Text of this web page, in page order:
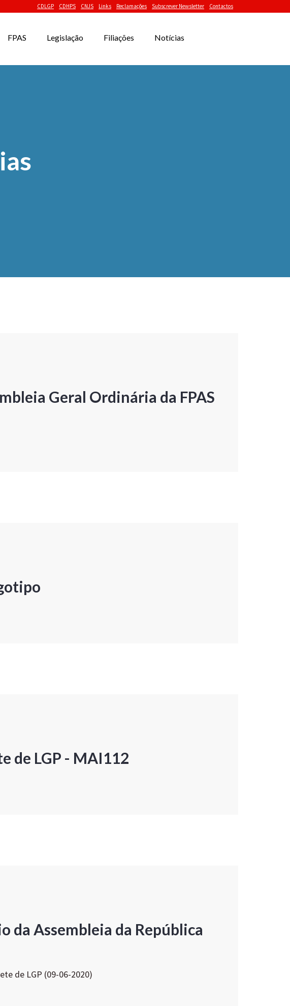
CDLGP CDHPS CNJS Links Reclamações Subscrever Newsletter Contactos
FPAS Legislação Filiações Notícias
Geral Ordinária da FPAS
de LGP - MAI112
da Assembleia da República
de LGP (09-06-2020)